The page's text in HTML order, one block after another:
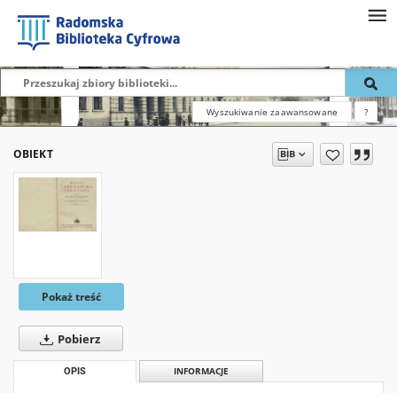
Wyszukiwanie zaawansowane ?
OBIEKT
Pokaż treść
Pobierz
OPIS INFORMACJE